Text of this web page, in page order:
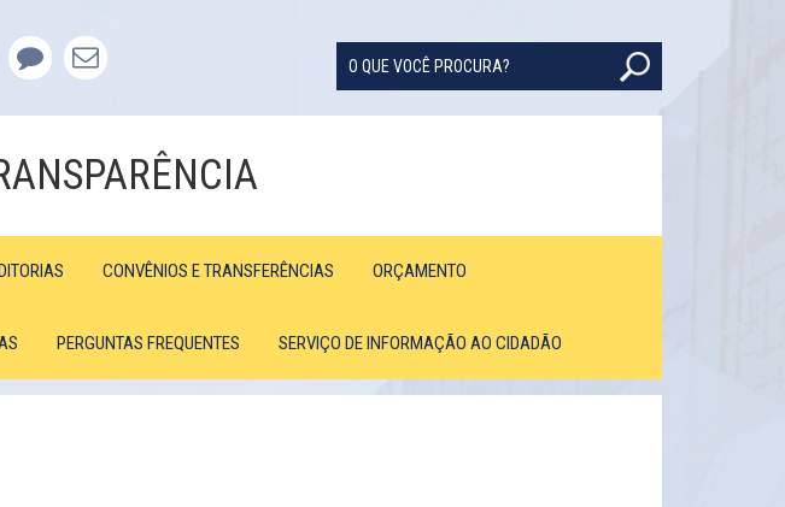
CONVÊNIOS E TRANSFERÊNCIAS ORÇAMENTO
PERGUNTAS FREQUENTES SERVIÇO DE INFORMAÇÃO AO CIDADÃO